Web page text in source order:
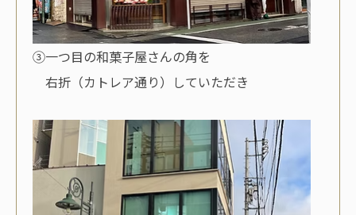
③一つ目の和菓子屋さんの角を
右折（カトレア通り）していただき